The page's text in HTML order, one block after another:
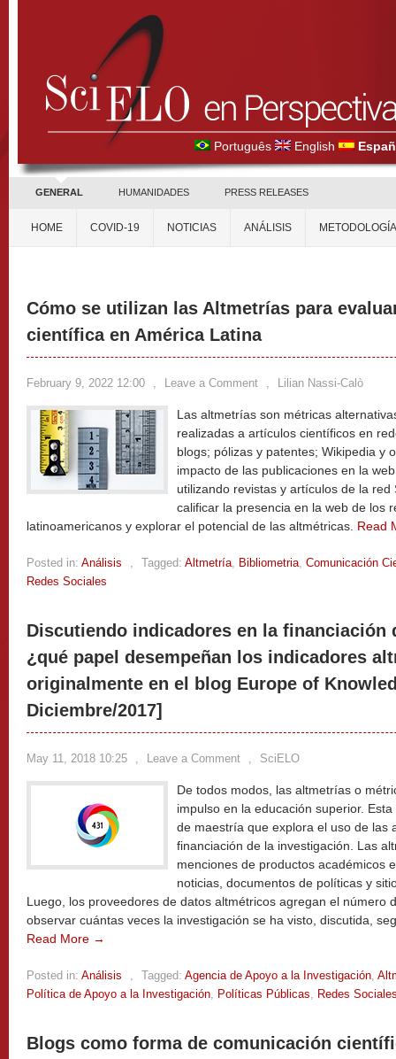
Português English
GENERAL HUMANIDADES PRESS RELEASES
HOME COVID-19 NOTICIAS ANÁLISIS METODOLOGÍA
Cómo se utilizan las Altmetrías para
científica en América Latina
February 9, 2022 12:00 , Leave a Comment , Lilian Nassi-Calò
Las altmetrías son métricas
realizadas a artículos científicos en
blogs; pólizas y patentes; Wikipedia y
impacto de las publicaciones en la
utilizando revistas y artículos de la
calificar la presencia en la web de los
latinoamericanos y explorar el potencial de las altmétricas. Read
Posted in: Análisis , Tagged: Altmetría, Bibliometria, Comunicación
Redes Sociales
Discutiendo indicadores en la financiación
¿qué papel desempeñan los indicadores
originalmente en el blog Europe of
Diciembre/2017]
May 11, 2018 10:25 , Leave a Comment , SciELO
De todos modos, las altmetrías o
impulso en la educación superior.
de maestría que explora el uso de las
financiación de la investigación. Las
menciones de productos académicos
noticias, documentos de políticas y
Luego, los proveedores de datos altmétricos agregan el número
observar cuántas veces la investigación se ha visto, discutida,
Read More →
Posted in: Análisis , Tagged: Agencia de Apoyo a la Investigación,
Política de Apoyo a la Investigación, Políticas Públicas, Redes
Blogs como forma de comunicación